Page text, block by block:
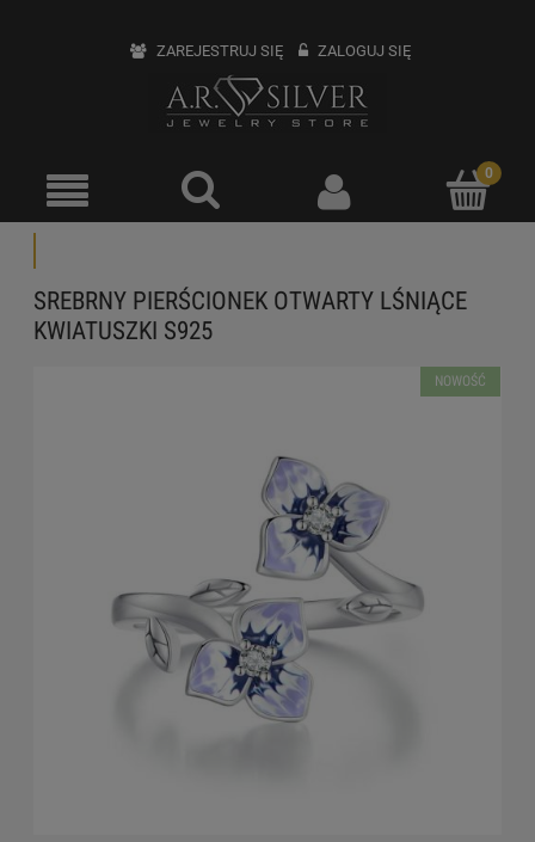
ZAREJESTRUJ SIĘ ZALOGUJ SIĘ
SREBRNY PIERŚCIONEK OTWARTY LŚNIĄCE
KWIATUSZKI S925
NOWOŚĆ